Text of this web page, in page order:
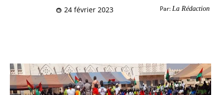
Par: La Rédaction
24 février 2023